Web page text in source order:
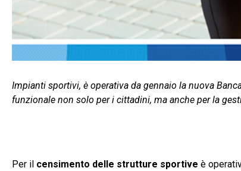
Impianti sportivi, è operativa da gennaio la nuova
funzionale non solo per i cittadini, ma anche per la
Per il censimento delle strutture sportive è